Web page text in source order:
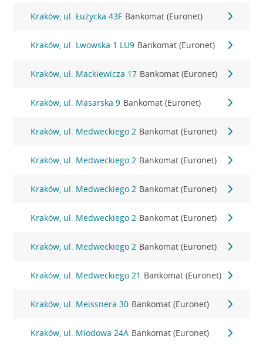
Kraków, ul. Łużycka 43F Bankomat (Euronet)
Kraków, ul. Lwowska 1 LU9 Bankomat (Euronet)
Kraków, ul. Mackiewicza 17 Bankomat (Euronet)
Kraków, ul. Masarska 9 Bankomat (Euronet)
Kraków, ul. Medweckiego 2 Bankomat (Euronet)
Kraków, ul. Medweckiego 2 Bankomat (Euronet)
Kraków, ul. Medweckiego 2 Bankomat (Euronet)
Kraków, ul. Medweckiego 2 Bankomat (Euronet)
Kraków, ul. Medweckiego 2 Bankomat (Euronet)
Kraków, ul. Medweckiego 21 Bankomat (Euronet)
Kraków, ul. Meissnera 30 Bankomat (Euronet)
Kraków, ul. Miodowa 24A Bankomat (Euronet)